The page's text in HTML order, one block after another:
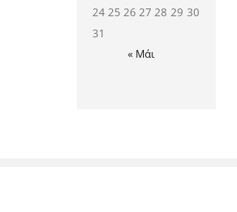
24 25 26 27 28 29 30
31
« Μάι